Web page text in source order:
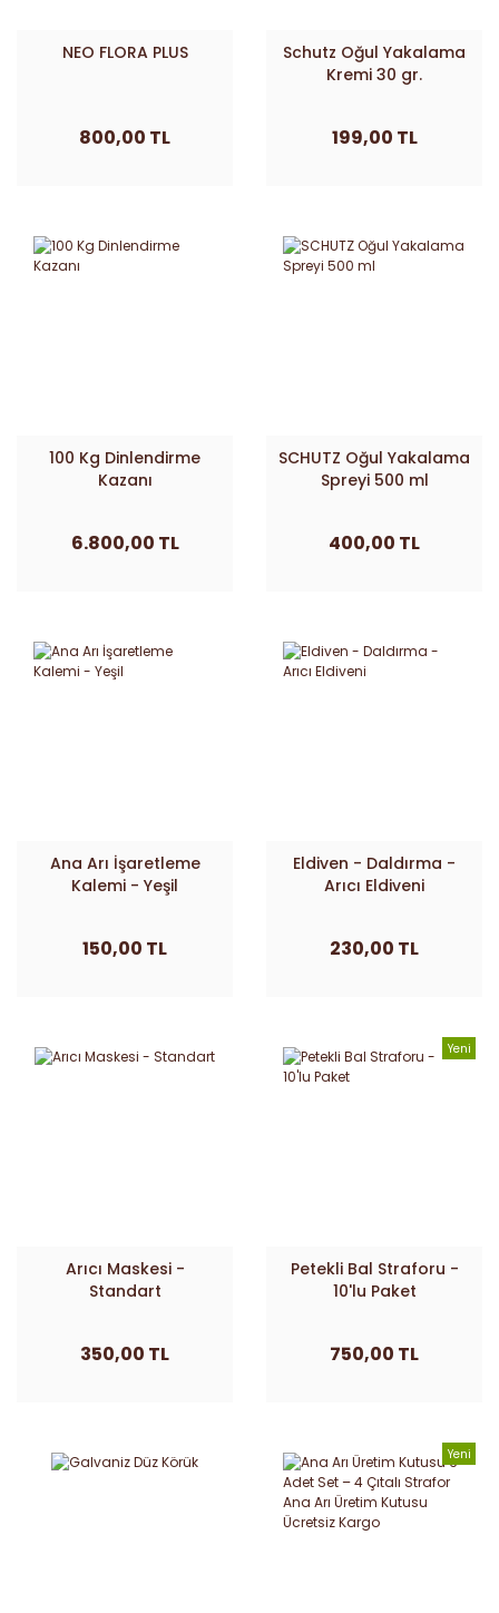
NEO FLORA PLUS
800,00 TL
Schutz Oğul Yakalama
Kremi 30 gr.
199,00 TL
100 Kg Dinlendirme
Kazanı
6.800,00 TL
SCHUTZ Oğul Yakalama
Spreyi 500 ml
400,00 TL
Ana Arı İşaretleme
Kalemi - Yeşil
150,00 TL
Eldiven - Daldırma -
Arıcı Eldiveni
230,00 TL
Arıcı Maskesi -
Standart
350,00 TL
Yeni
Petekli Bal Straforu -
10'lu Paket
750,00 TL
Yeni